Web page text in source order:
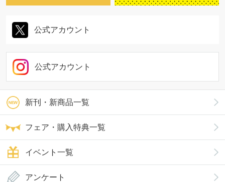
新刊・新商品一覧
フェア・購入特典一覧
イベント一覧
公式アカウント
公式アカウント
アンケート